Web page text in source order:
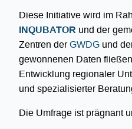
Diese Initiative wird im
INQUBATOR und der
Zentren der GWDG und
gewonnenen Daten
Entwicklung regionaler
und spezialisierter
Die Umfrage ist prägnant